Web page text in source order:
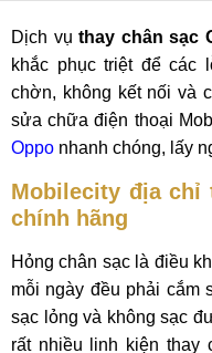
Dịch vụ thay chân sạc
khắc phục triệt để các
chờn, không kết nối và
sửa chữa điện thoại
Oppo nhanh chóng, lấy
Mobilecity địa chỉ
chính hãng
Hỏng chân sạc là điều
mỗi ngày đều phải cắm
sạc lỏng và không sạc
rất nhiều linh kiện thay